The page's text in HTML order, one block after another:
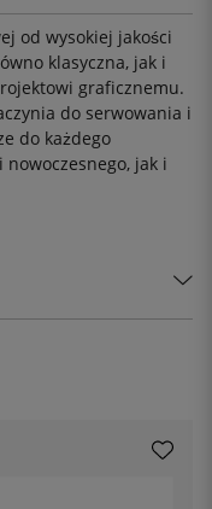
od wysokiej jakości
klasyczna, jak i
graficznemu.
do serwowania i
do każdego
jak i